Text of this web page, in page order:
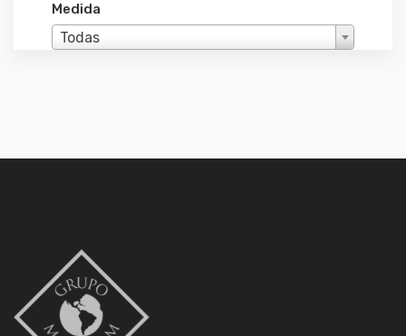
Medida
Todas